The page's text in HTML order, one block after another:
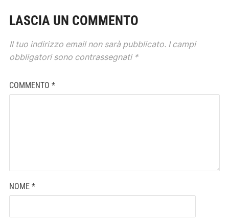
LASCIA UN COMMENTO
Il tuo indirizzo email non sarà pubblicato. I campi
obbligatori sono contrassegnati *
COMMENTO *
NOME *